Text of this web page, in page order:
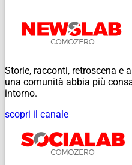
Storie, racconti, retroscena e
una comunità abbia più
intorno.
scopri il canale